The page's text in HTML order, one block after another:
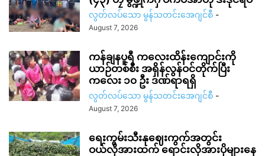
လွတ်လပ်သော မွန်သတင်းအေဂျင်စီ -
August 7, 2026
ကန်ချနပူရီ ကလေးထိန်းကျောင်းကို
ယာဉ်တစ်စီး အရှိန်လွန်ဝင်တိုက်ပြီး
ကလေး ၁၀ ဦး ဒဏ်ရာရရှိ
လွတ်လပ်သော မွန်သတင်းအေဂျင်စီ -
August 7, 2026
ရေးကွမ်းသီးနုဈေးကွက်အတွင်း
ဝယ်လိုအားထက် ရောင်းလိုအားပိုများနေ